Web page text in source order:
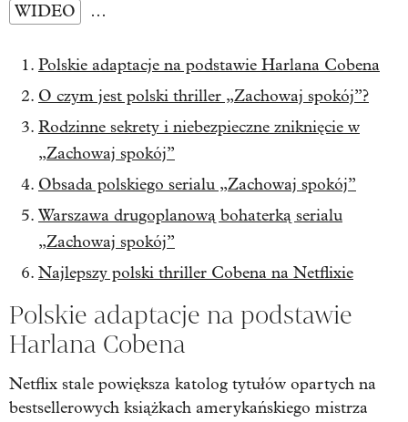
WIDEO …
Polskie adaptacje na podstawie Harlana Cobena
O czym jest polski thriller „Zachowaj spokój”?
Rodzinne sekrety i niebezpieczne zniknięcie w
„Zachowaj spokój”
Obsada polskiego serialu „Zachowaj spokój”
Warszawa drugoplanową bohaterką serialu
„Zachowaj spokój”
Najlepszy polski thriller Cobena na Netflixie
Polskie adaptacje na podstawie
Harlana Cobena
Netflix stale powiększa katolog tytułów opartych na
bestsellerowych książkach amerykańskiego mistrza